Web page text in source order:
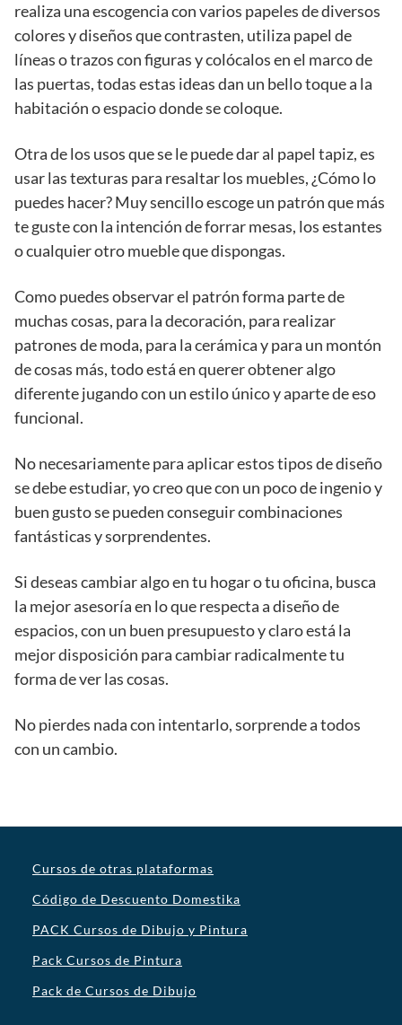
realiza una escogencia con varios papeles de diversos
colores y diseños que contrasten, utiliza papel de
líneas o trazos con figuras y colócalos en el marco de
las puertas, todas estas ideas dan un bello toque a la
habitación o espacio donde se coloque.
Otra de los usos que se le puede dar al papel tapiz, es
usar las texturas para resaltar los muebles, ¿Cómo lo
puedes hacer? Muy sencillo escoge un patrón que más
te guste con la intención de forrar mesas, los estantes
o cualquier otro mueble que dispongas.
Como puedes observar el patrón forma parte de
muchas cosas, para la decoración, para realizar
patrones de moda, para la cerámica y para un montón
de cosas más, todo está en querer obtener algo
diferente jugando con un estilo único y aparte de eso
funcional.
No necesariamente para aplicar estos tipos de diseño
se debe estudiar, yo creo que con un poco de ingenio y
buen gusto se pueden conseguir combinaciones
fantásticas y sorprendentes.
Si deseas cambiar algo en tu hogar o tu oficina, busca
la mejor asesoría en lo que respecta a diseño de
espacios, con un buen presupuesto y claro está la
mejor disposición para cambiar radicalmente tu
forma de ver las cosas.
No pierdes nada con intentarlo, sorprende a todos
con un cambio.
Cursos de otras plataformas
Código de Descuento Domestika
PACK Cursos de Dibujo y Pintura
Pack Cursos de Pintura
Pack de Cursos de Dibujo